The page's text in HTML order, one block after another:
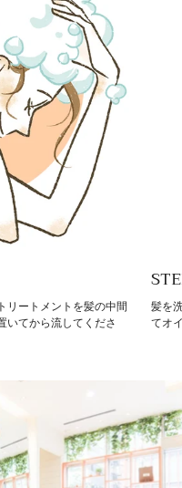
リートメントを髪の中間
いてから流してくださ
髪を
てオ